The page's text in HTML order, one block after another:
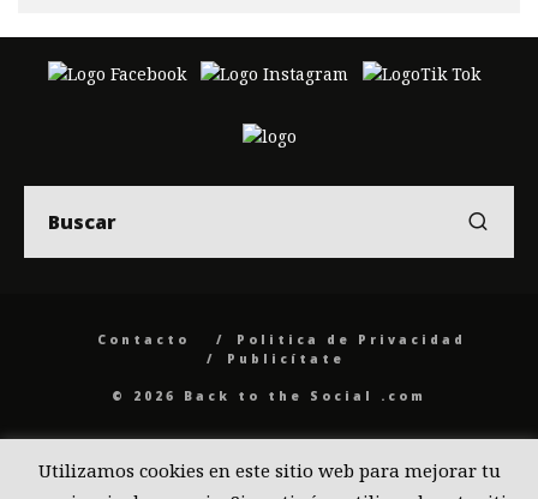
Contacto
Politica de Privacidad
Publicítate
© 2026 Back to the Social .com
Utilizamos cookies en este sitio web para mejorar tu